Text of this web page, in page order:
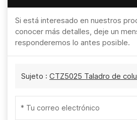
Si está interesado en nuestros
conocer más detalles, deje un
responderemos lo antes posible.
Sujeto : CTZ5025 Taladro de